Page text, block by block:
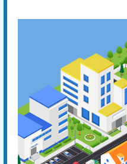
トイレットペーパーによる排水
消する事ができるでしょう。し
管の奥であった場合は、より強
式パイプクリーナー、ローポン